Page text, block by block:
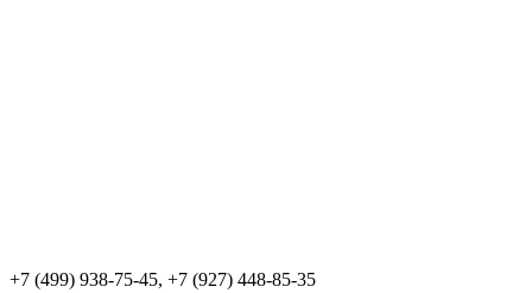
+7 (499) 938-75-45, +7 (927) 448-85-35